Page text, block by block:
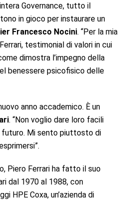
Governance, tutto il
in gioco per instaurare un
Francesco Nocini. “Per la mia
testimonial di valori in cui
dimostra l’impegno della
benessere psicofisico delle
anno accademico. È un
. “Non voglio dare loro facili
futuro. Mi sento piuttosto di
Piero Ferrari ha fatto il suo
dal 1970 al 1988, con
HPE Coxa, un’azienda di